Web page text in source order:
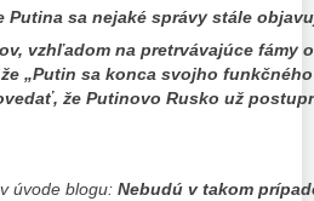
Putina sa nejaké správy stále
vzhľadom na pretrvávajúce fámy
„Putin sa konca svojho
že Putinovo Rusko už
úvode blogu: Nebudú v takom